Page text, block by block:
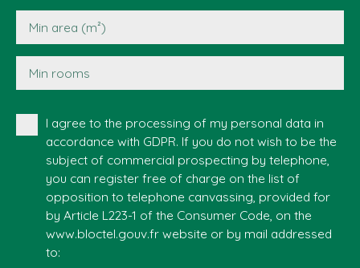
Min area (m²)
Min rooms
I agree to the processing of my personal data in
accordance with GDPR. If you do not wish to be the
subject of commercial prospecting by telephone,
you can register free of charge on the list of
opposition to telephone canvassing, provided for
by Article L223-1 of the Consumer Code, on the
www.bloctel.gouv.fr website or by mail addressed
to: